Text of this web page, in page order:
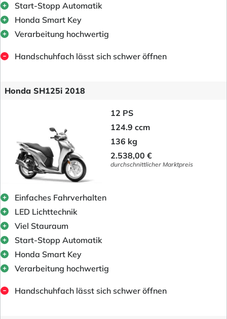
Start-Stopp Automatik
Honda Smart Key
Verarbeitung hochwertig
Handschuhfach lässt sich schwer öffnen
Honda SH125i 2018
12 PS
124.9 ccm
136 kg
2.538,00 €
durchschnittlicher Marktpreis
Einfaches Fahrverhalten
LED Lichttechnik
Viel Stauraum
Start-Stopp Automatik
Honda Smart Key
Verarbeitung hochwertig
Handschuhfach lässt sich schwer öffnen